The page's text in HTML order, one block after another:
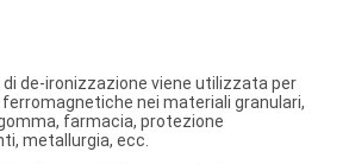
de-ironizzazione viene utilizzata per
nei materiali granulari,
farmacia, protezione
metallurgia, ecc.